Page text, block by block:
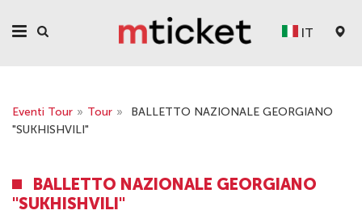
IT
Eventi Tour » Tour »
BALLETTO NAZIONALE GEORGIANO
"SUKHISHVILI"
BALLETTO NAZIONALE GEORGIANO
"SUKHISHVILI"